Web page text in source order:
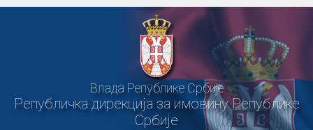
Влада Републике Србије
Републичка дирекција за имовину Републике
Србије